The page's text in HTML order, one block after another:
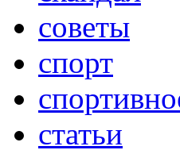
советы
спорт
статьи